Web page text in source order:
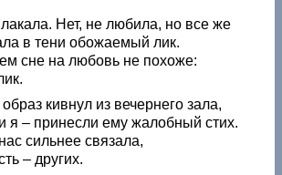
Нет, не любила, но все же
в тени обожаемый лик.
сне на любовь не похоже:
кивнул из вечернего зала,
я – принесли ему жалобный стих.
сильнее связала,
– других.